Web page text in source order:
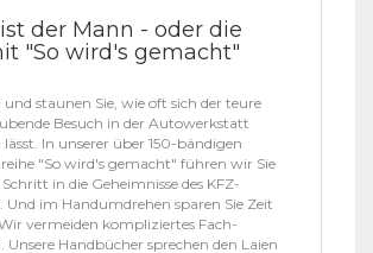
der Mann - oder die
"So wird's gemacht"
und staunen Sie, wie oft sich der teure
Besuch in der Autowerkstatt
In unserer über 150-bändigen
"So wird's gemacht" führen wir Sie
in die Geheimnisse des KFZ-
Und im Handumdrehen sparen Sie Zeit
vermeiden kompliziertes Fach-
Unsere Handbücher sprechen den Laien